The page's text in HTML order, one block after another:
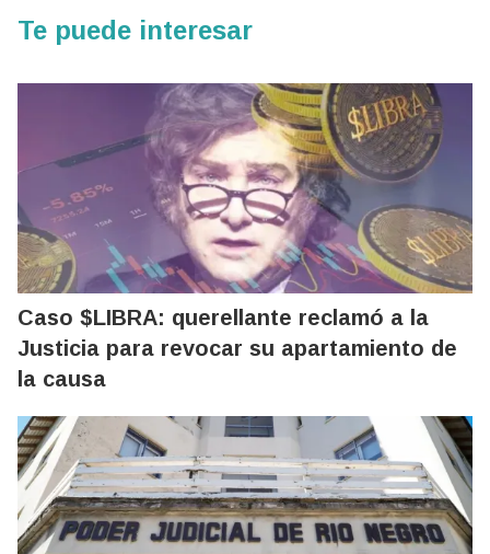
Te puede interesar
Caso $LIBRA: querellante reclamó a la
Justicia para revocar su apartamiento de
la causa